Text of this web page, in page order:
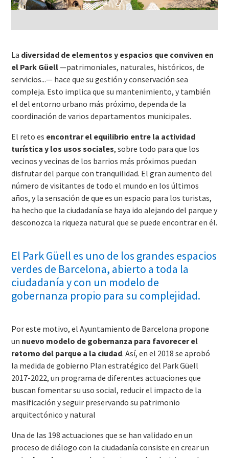
La diversidad de elementos y espacios que conviven en
el Park Güell—patrimoniales, naturales, históricos, de
servicios...— hace que su gestión y conservación sea
compleja. Esto implica que su mantenimiento, y también
el del entorno urbano más próximo, dependa de la
coordinación de varios departamentos municipales.
El reto es encontrar el equilibrio entre la actividad
turística y los usos sociales, sobre todo para que los
vecinos y vecinas de los barrios más próximos puedan
disfrutar del parque con tranquilidad. El gran aumento del
número de visitantes de todo el mundo en los últimos
años, y la sensación de que es un espacio para los turistas,
ha hecho que la ciudadanía se haya ido alejando del parque y
desconozca la riqueza natural que se puede encontrar en él.
El Park Güell es uno de los grandes espacios
verdes de Barcelona, abierto a toda la
ciudadanía y con un modelo de
gobernanza propio para su complejidad.
Por este motivo, el Ayuntamiento de Barcelona propone
un nuevo modelo de gobernanza para favorecer el
retorno del parque a la ciudad. Así, en el 2018 se aprobó
la medida de gobierno Plan estratégico del Park Güell
2017-2022, un programa de diferentes actuaciones que
buscan fomentar su uso social, reducir el impacto de la
masificación y seguir preservando su patrimonio
arquitectónico y natural
Una de las 198 actuaciones que se han validado en un
proceso de diálogo con la ciudadanía consiste en crear un